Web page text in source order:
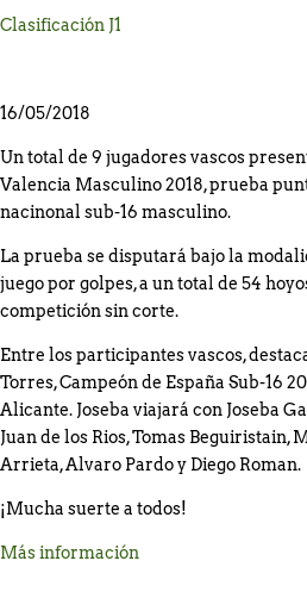
Clasificación J1
16/05/2018
Un total de 9 jugadores vascos
Valencia Masculino 2018, prueba
nacinonal sub-16 masculino.
La prueba se disputará bajo la
juego por golpes, a un total de 54
competición sin corte.
Entre los participantes vascos,
Torres, Campeón de España Sub-16
Alicante. Joseba viajará con Joseba
Juan de los Rios, Tomas Beguiristain,
Arrieta, Alvaro Pardo y Diego Roman.
¡Mucha suerte a todos!
Más información